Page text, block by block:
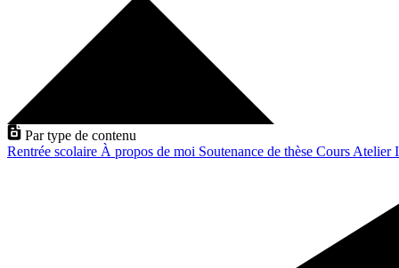
Par type de contenu
Rentrée scolaire À propos de moi Soutenance de thèse Cours Atelier